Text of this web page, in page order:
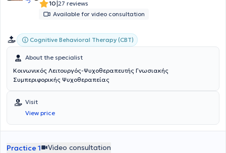
ζωής συνιστά την εκδραμάτιση φαντασιώσεων, εμπειριών,
διαστρεβλωμένων ρόλων, αναμνήσεων, εσωτερικών τραυμάτων,
10|27 reviews
Available for video consultation
Cognitive Behavioral Therapy (CBT)
About the specialist
Κοινωνικός Λειτουργός-Ψυχοθεραπευτής Γνωσιακής
Συμπεριφορικής Ψυχοθεραπείας
Visit
View price
Practice 1 Video consultation